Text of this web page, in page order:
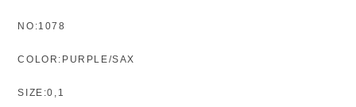
NO:1078
COLOR:PURPLE/SAX
SIZE:0,1